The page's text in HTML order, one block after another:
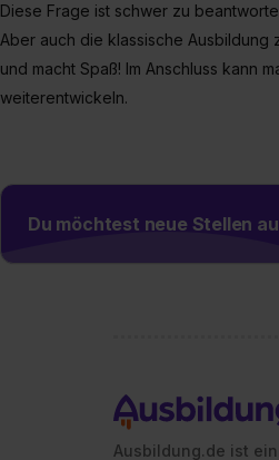
Diese Frage ist schwer zu
Aber auch die klassische Ausbildung
und macht Spaß! Im Anschluss kann
weiterentwickeln.
Du möchtest neue Stellen
Ausbildung.de ist